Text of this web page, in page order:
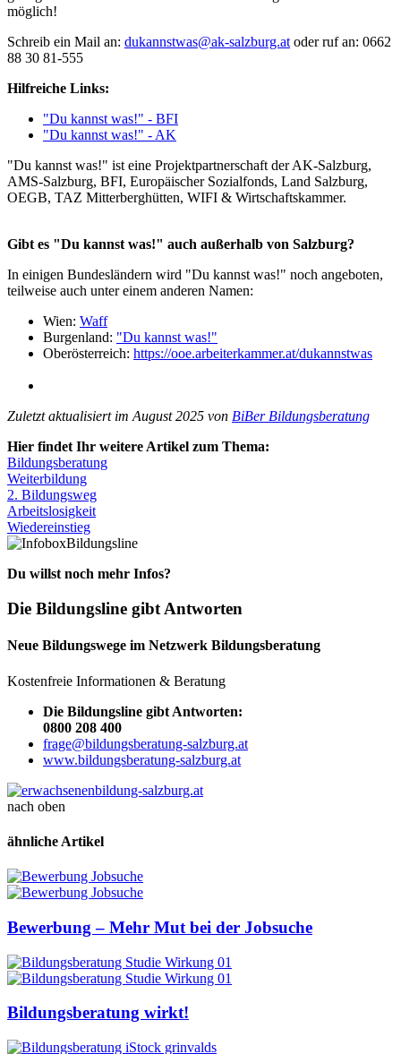
möglich!
Schreib ein Mail an: dukannstwas@ak-salzburg.atoder ruf an: 0662
88 30 81-555
Hilfreiche Links:
"Du kannst was!" - BFI
"Du kannst was!" - AK
"Du kannst was!" ist eine Projektpartnerschaft der AK-Salzburg,
AMS-Salzburg, BFI, Europäischer Sozialfonds, Land Salzburg,
OEGB, TAZ Mitterberghütten, WIFI & Wirtschaftskammer.
Gibt es "Du kannst was!" auch außerhalb von Salzburg?
In einigen Bundesländern wird "Du kannst was!" noch angeboten,
teilweise auch unter einem anderen Namen:
Wien: Waff
Burgenland: "Du kannst was!"
Oberösterreich: https://ooe.arbeiterkammer.at/dukannstwas
Zuletzt aktualisiert im August 2025 von BiBer Bildungsberatung
Hier findet Ihr weitere Artikel zum Thema:
Bildungsberatung
Weiterbildung
2. Bildungsweg
Arbeitslosigkeit
Wiedereinstieg
Bildungsline
Du willst noch mehr Infos?
Die Bildungsline gibt Antworten
Neue Bildungswege im Netzwerk Bildungsberatung
Kostenfreie Informationen & Beratung
Die Bildungsline gibt Antworten:
0800 208 400
frage@bildungsberatung-salzburg.at
www.bildungsberatung-salzburg.at
nach oben
ähnliche Artikel
Bewerbung – Mehr Mut bei der Jobsuche
Bildungsberatung wirkt!